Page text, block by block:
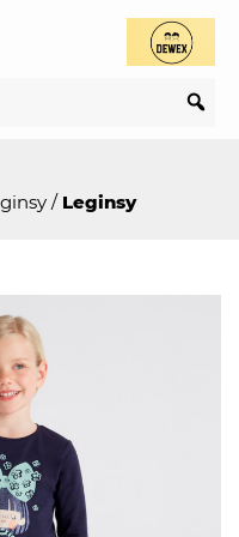
/ Leginsy